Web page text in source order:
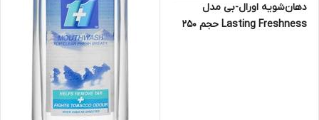
دهان‌شویه اورال-بی مدل
Lasting Freshness حجم ۲۵۰